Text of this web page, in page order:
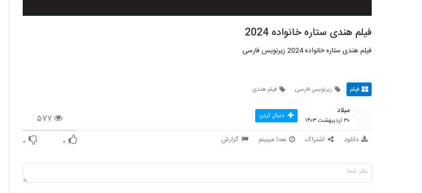
فیلم هندی ستاره خانواده 2024
فیلم هندی ستاره خانواده 2024 زیرنویس فارسی
فیلم زیرنویس فارسی فیلم هندی
۵۷۷
میلاد
۳۰ اردیبهشت ۱۴۰۳ دنبال کردن
دانلود اشتراک بعدا میبینم گزارش ۰ ۰